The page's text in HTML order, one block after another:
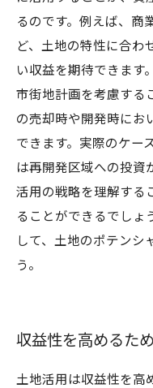
るのです。例えば、商
ど、土地の特性に合わ
い収益を期待できます
市街地計画を考慮する
の売却時や開発時にお
できます。実際のケー
は再開発区域への投資
活用の戦略を理解する
ることができるでしょ
して、土地のポテンシ
う。
収益性を高めるた
土地活用は収益性を高